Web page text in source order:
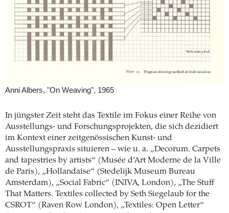
Anni Albers, "On Weaving", 1965
In jüngster Zeit steht das Textile im Fokus einer Reihe von
Ausstellungs- und Forschungsprojekten, die sich dezidiert
im Kontext einer zeitgenössischen Kunst- und
Ausstellungspraxis situieren – wie u. a. „Decorum. Carpets
and tapestries by artists“ (Musée d’Art Moderne de la Ville
de Paris), „Hollandaise“ (Stedelijk Museum Bureau
Amsterdam), „Social Fabric“ (INIVA, London), „The Stuff
That Matters. Textiles collected by Seth Siegelaub for the
CSROT“ (Raven Row London), „Textiles: Open Letter“